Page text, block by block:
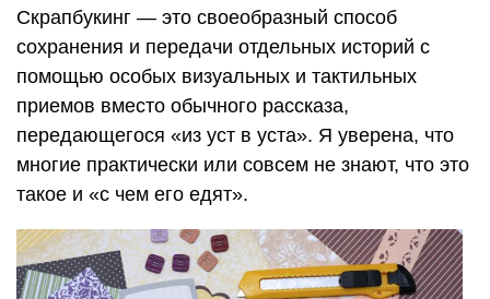
Скрапбукинг — это своеобразный способ
сохранения и передачи отдельных историй с
помощью особых визуальных и тактильных
приемов вместо обычного рассказа,
передающегося «из уст в уста». Я уверена, что
многие практически или совсем не знают, что это
такое и «с чем его едят».